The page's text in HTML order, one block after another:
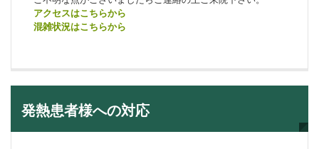
アクセスはこちらから
混雑状況はこちらから
発熱患者様への対応